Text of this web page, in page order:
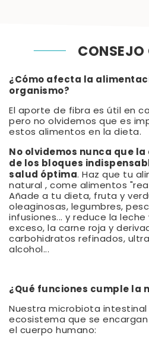
¿Cómo afecta la
organismo?
El aporte de fibra es útil en
pero no olvidemos que es
estos alimentos en la dieta.
No olvidemos nunca que
de los bloques
salud óptima. Haz que tu
natural , come alimentos
Añade a tu dieta, fruta y
oleaginosas, legumbres,
infusiones... y reduce la
exceso, la carne roja y
carbohidratos refinados,
alcohol...
¿Qué funciones cumple la
Nuestra microbiota
ecosistema que se
el cuerpo humano: